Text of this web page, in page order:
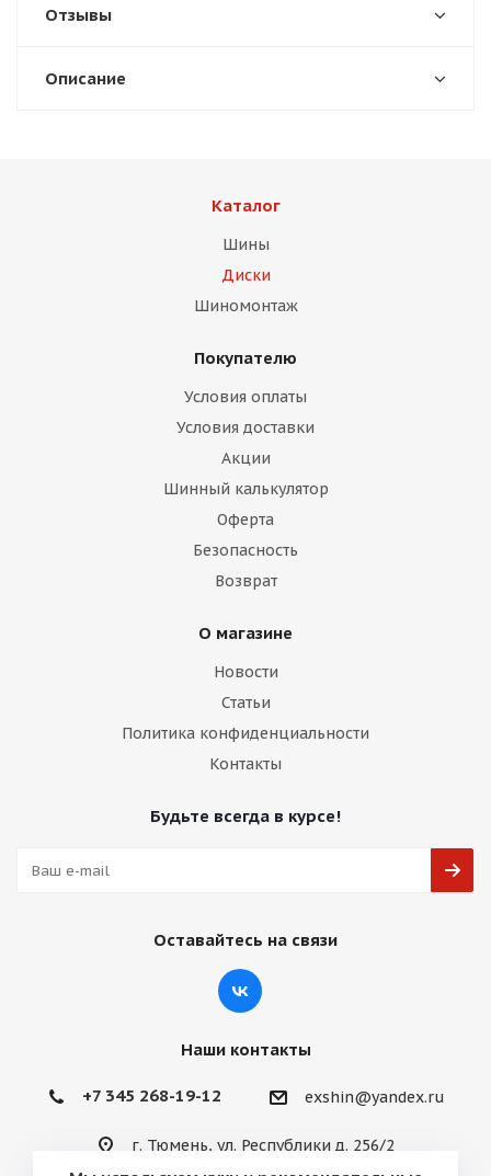
Отзывы
Описание
Каталог
Шины
Диски
Шиномонтаж
Покупателю
Условия оплаты
Условия доставки
Акции
Шинный калькулятор
Оферта
Безопасность
Возврат
О магазине
Новости
Статьи
Политика конфиденциальности
Контакты
Будьте всегда в курсе!
Оставайтесь на связи
Наши контакты
+7 345 268-19-12 exshin@yandex.ru
г. Тюмень, ул. Республики д. 256/2
раз в 2 недели